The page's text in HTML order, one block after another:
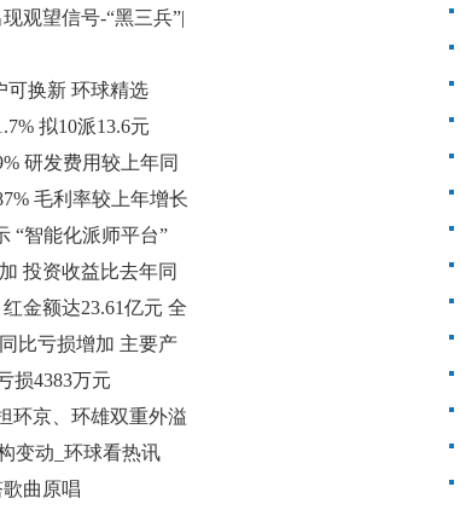
观望信号-“黑三兵”|
可换新 环球精选
拟10派13.6元
研发费用较上年同
毛利率较上年增长
“智能化派师平台”
投资收益比去年同
金额达23.61亿元 全
比亏损增加 主要产
损4383万元
环京、环雄双重外溢
变动_环球看热讯
曲原唱